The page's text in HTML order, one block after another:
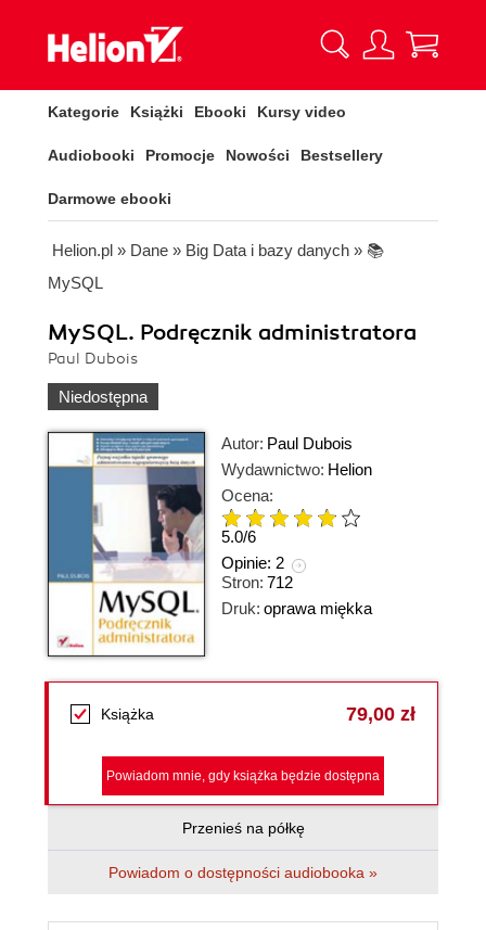
Kategorie Książki Ebooki Kursy video
Audiobooki Promocje Nowości Bestsellery
Darmowe ebooki
Helion.pl » Dane » Big Data i bazy danych » 📚
MySQL
MySQL. Podręcznik administratora
Paul Dubois
Niedostępna
Autor: Paul Dubois
Wydawnictwo: Helion
Ocena:
5.0/6
Opinie: 2
Stron: 712
Druk: oprawa miękka
Książka 79,00 zł
Powiadom mnie, gdy książka będzie dostępna
Przenieś na półkę
Powiadom o dostępności audiobooka »